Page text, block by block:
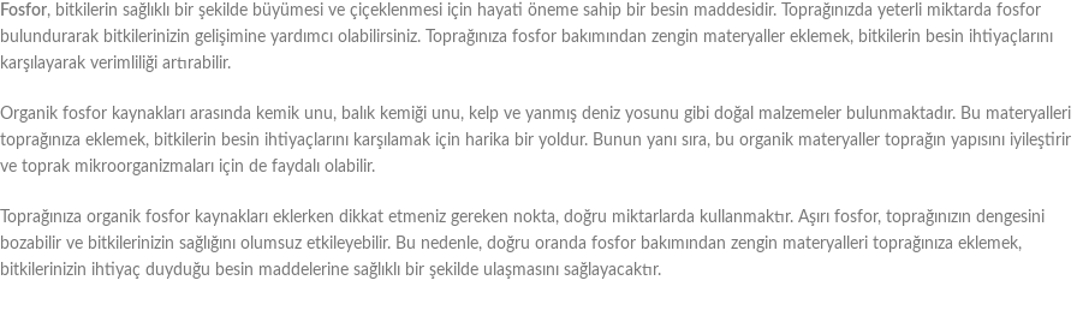
Fosfor, bitkilerin sağlıklı bir şekilde büyümesi ve çiçeklenmesi için hayati öneme sahip bir besin maddesidir. Toprağınızda yeterli miktarda fosfor
bulundurarak bitkilerinizin gelişimine yardımcı olabilirsiniz. Toprağınıza fosfor bakımından zengin materyaller eklemek, bitkilerin besin ihtiyaçlarını
karşılayarak verimliliği artırabilir.
Organik fosfor kaynakları arasında kemik unu, balık kemiği unu, kelp ve yanmış deniz yosunu gibi doğal malzemeler bulunmaktadır. Bu materyalleri
toprağınıza eklemek, bitkilerin besin ihtiyaçlarını karşılamak için harika bir yoldur. Bunun yanı sıra, bu organik materyaller toprağın yapısını iyileştirir
ve toprak mikroorganizmaları için de faydalı olabilir.
Toprağınıza organik fosfor kaynakları eklerken dikkat etmeniz gereken nokta, doğru miktarlarda kullanmaktır. Aşırı fosfor, toprağınızın dengesini
bozabilir ve bitkilerinizin sağlığını olumsuz etkileyebilir. Bu nedenle, doğru oranda fosfor bakımından zengin materyalleri toprağınıza eklemek,
bitkilerinizin ihtiyaç duyduğu besin maddelerine sağlıklı bir şekilde ulaşmasını sağlayacaktır.